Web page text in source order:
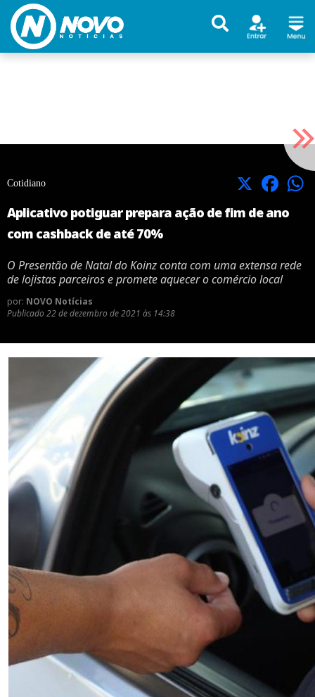
Cotidiano X Facebook
Aplicativo potiguar prepara ação de fim de ano
com cashback de até 70%
O Presentão de Natal do Koinz conta com uma extensa rede
de lojistas parceiros e promete aquecer o comércio local
por: NOVO Notícias
Publicado 22 de dezembro de 2021 às 14:38